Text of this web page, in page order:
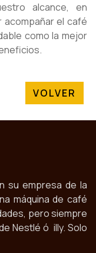
alcance, en
el café
como la mejor
VOLVER
su empresa de la
máquina de café
pero siempre
Nestlé ó illy. Solo